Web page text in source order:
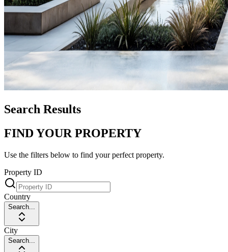
Search Results
FIND YOUR PROPERTY
Use the filters below to find your perfect property.
Property ID
Country
Search...
City
Search...